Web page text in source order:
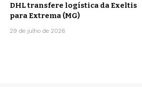
DHL transfere logística da Exeltis
para Extrema (MG)
29 de julho de 2026